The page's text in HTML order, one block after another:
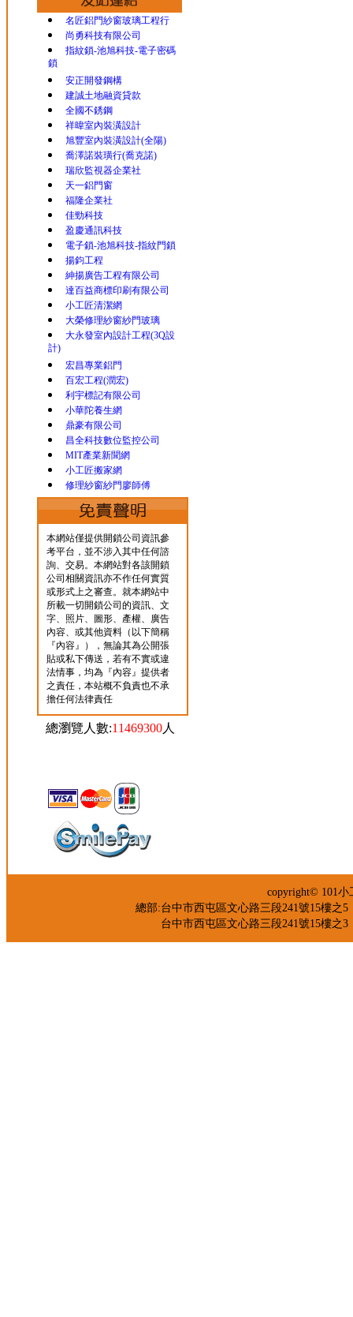
名匠鋁門紗窗玻璃工程行
尚勇科技有限公司
指紋鎖-池旭科技-電子密碼
鎖
安正開發鋼構
建誠土地融資貸款
全國不銹鋼
祥暐室內裝潢設計
旭豐室內裝潢設計(全陽)
喬澤諾裝璜行(喬克諾)
瑞欣監視器企業社
天一鋁門窗
福隆企業社
佳勁科技
盈慶通訊科技
電子鎖-池旭科技-指紋門鎖
揚鈞工程
紳揚廣告工程有限公司
達百益商標印刷有限公司
小工匠清潔網
大榮修理紗窗紗門玻璃
大永發室內設計工程(3Q設
計)
宏昌專業鋁門
百宏工程(潤宏)
利宇標記有限公司
小華陀養生網
鼎豪有限公司
昌全科技數位監控公司
MIT產業新聞網
小工匠搬家網
修理紗窗紗門廖師傅
本網站僅提供開鎖公司資訊參
考平台，並不涉入其中任何諮
詢、交易。本網站對各該開鎖
公司相關資訊亦不作任何實質
或形式上之審查。就本網站中
所載一切開鎖公司的資訊、文
字、照片、圖形、產權、廣告
內容、或其他資料（以下簡稱
『內容』），無論其為公開張
貼或私下傳送，若有不實或違
法情事，均為『內容』提供者
之責任，本站概不負責也不承
擔任何法律責任
總瀏覽人數:11469300人
copyright© 101
總部:台中市西屯區文心路三段241號15樓之
台中市西屯區文心路三段241號15樓